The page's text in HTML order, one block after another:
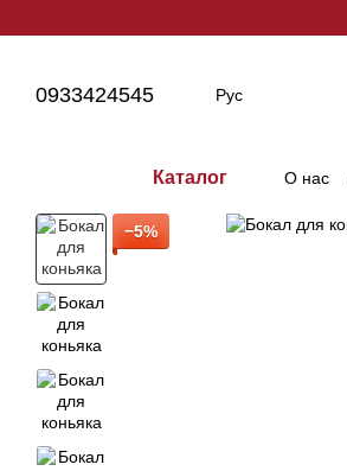
0933424545 Рус
Каталог О нас
−5%